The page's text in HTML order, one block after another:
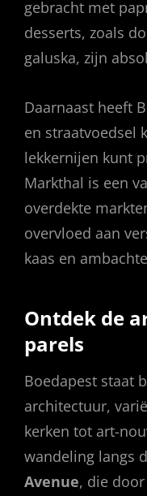
gebracht met
desserts, zoals
galuska, zijn
Daarnaast heeft
en straatvoedsel
lekkernijen kunt
Markthal is een
overdekte
overvloed aan
kaas en
Ontdek de
parels
Boedapest staat
architectuur,
kerken tot art-
wandeling langs
Avenue, die door